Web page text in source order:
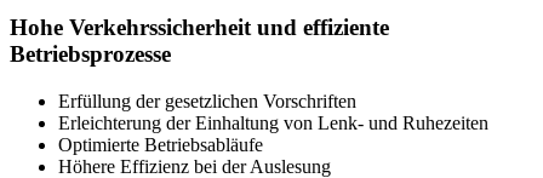
Hohe Verkehrssicherheit und effiziente
Betriebsprozesse
Erfüllung der gesetzlichen Vorschriften
Erleichterung der Einhaltung von Lenk- und Ruhezeiten
Optimierte Betriebsabläufe
Höhere Effizienz bei der Auslesung